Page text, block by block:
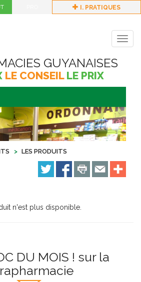
I. PRATIQUES
GUYANAISES
LE CONSEILLE PRIX
LES PRODUITS
n'est plus disponible.
DU MOIS ! sur la